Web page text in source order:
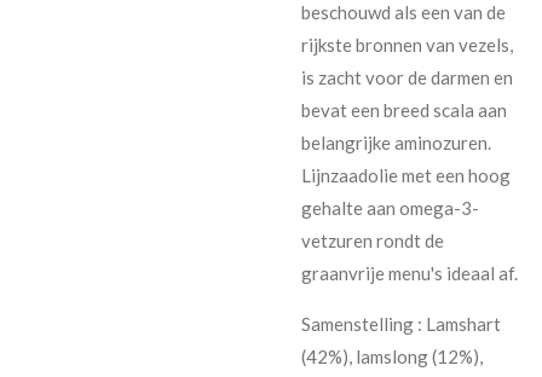
beschouwd als een van de
rijkste bronnen van vezels,
is zacht voor de darmen en
bevat een breed scala aan
belangrijke aminozuren.
Lijnzaadolie met een hoog
gehalte aan omega-3-
vetzuren rondt de
graanvrije menu's ideaal af.
Samenstelling : Lamshart
(42%), lamslong (12%),